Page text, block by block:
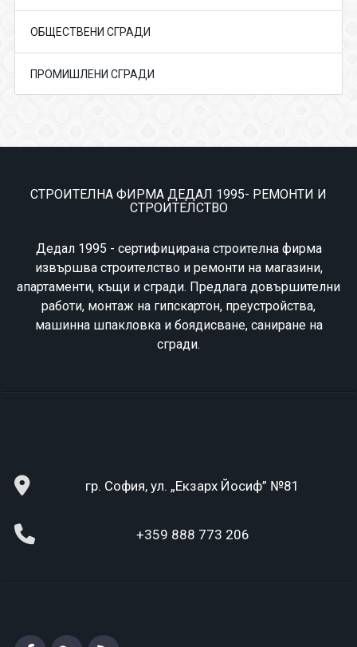
ОБЩЕСТВЕНИ СГРАДИ
ПРОМИШЛЕНИ СГРАДИ
СТРОИТЕЛНА ФИРМА ДЕДАЛ 1995- РЕМОНТИ И
СТРОИТЕЛСТВО
Дедал 1995 - сертифицирана строителна фирма
извършва строителство и ремонти на магазини,
апартаменти, къщи и сгради. Предлага довършителни
работи, монтаж на гипскартон, преустройства,
машинна шпакловка и боядисване, саниране на
сгради.
гр. София, ул. „Екзарх Йосиф” №81
+359 888 773 206